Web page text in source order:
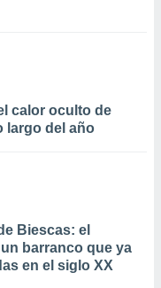
calor oculto de
largo del año
Biescas: el
barranco que ya
en el siglo XX